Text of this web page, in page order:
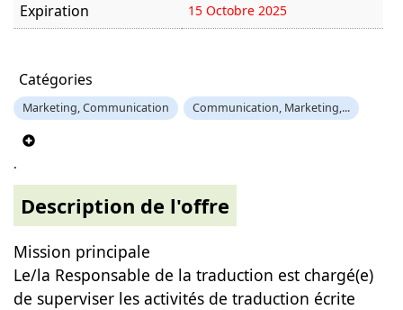
Expiration 15 Octobre 2025
Catégories
Marketing, Communication Communication, Marketing,...
.
Description de l'offre
Mission principale
Le/la Responsable de la traduction est chargé(e)
de superviser les activités de traduction écrite